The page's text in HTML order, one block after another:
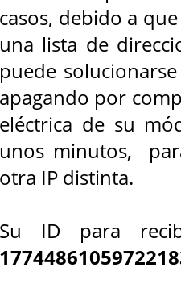
casos, debido a
una lista de
puede
apagando por
eléctrica de su
unos minutos,
otra IP distinta.
Su ID para